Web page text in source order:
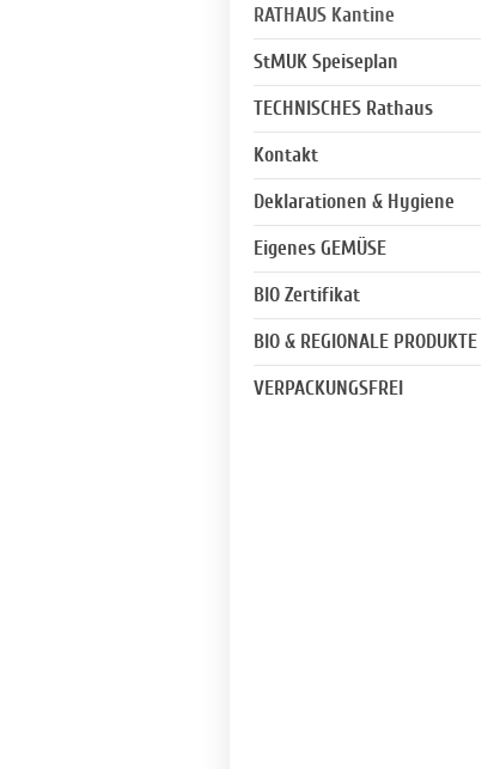
RATHAUS Kantine
StMUK Speiseplan
TECHNISCHES Rathaus
Kontakt
Deklarationen & Hygiene
Eigenes GEMÜSE
BIO Zertifikat
BIO & REGIONALE PRODUKTE
VERPACKUNGSFREI